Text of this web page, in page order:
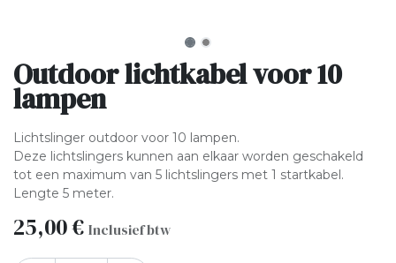
Outdoor lichtkabel voor 10
lampen
Lichtslinger outdoor voor 10 lampen.
Deze lichtslingers kunnen aan elkaar worden geschakeld
tot een maximum van 5 lichtslingers met 1 startkabel.
Lengte 5 meter.
25,00€ Inclusief btw